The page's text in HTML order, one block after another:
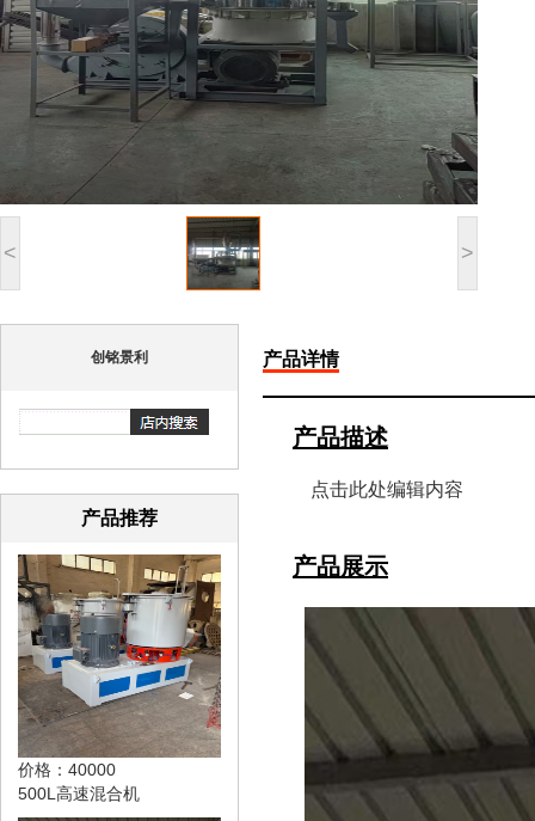
< >
创铭景利
产品推荐
价格：40000
500L高速混合机
产品详情
产品描述
点击此处编辑内容
产品展示